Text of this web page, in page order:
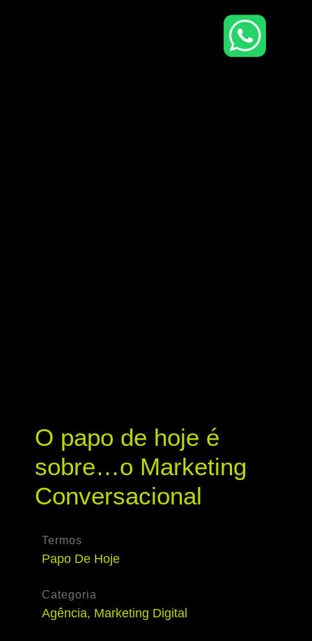
O papo de hoje é
sobre…o Marketing
Conversacional
Termos
Papo De Hoje
Categoria
Agência, Marketing Digital